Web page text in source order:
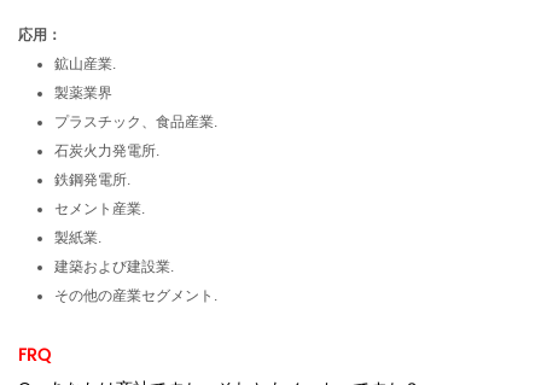
応用：
鉱山産業.
製薬業界
プラスチック、食品産業.
石炭火力発電所.
鉄鋼発電所.
セメント産業.
製紙業.
建築および建設業.
その他の産業セグメント.
FRQ